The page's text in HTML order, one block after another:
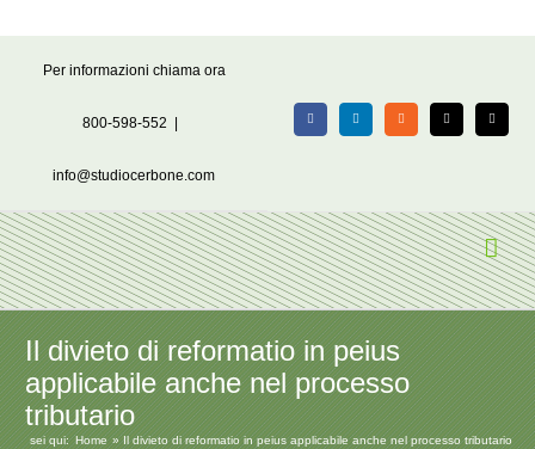
Per informazioni chiama ora
800-598-552
info@studiocerbone.com
FacebookLinkedIn Rss X Email
Il divieto di reformatio in peius
applicabile anche nel processo
tributario
sei qui: Home Il divieto di reformatio in peius applicabile anche nel processo tributario